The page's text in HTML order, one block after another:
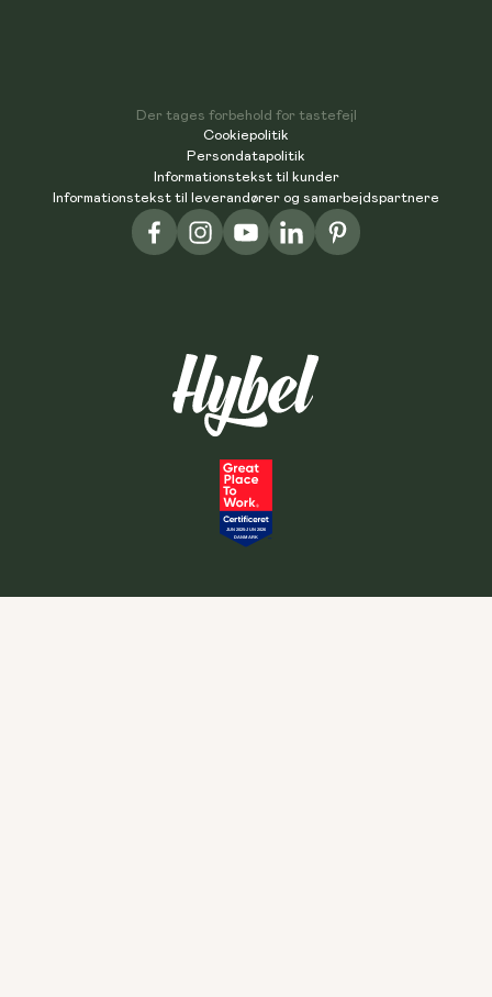
Cookiepolitik
Persondatapolitik
Informationstekst til kunder
Informationstekst til leverandører og samarbejdspartnere
Der tages forbehold for tastefejl